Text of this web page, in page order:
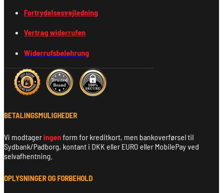
Fortrydelsesvejledning
Vertrag widerrufen
Widerrufsbelehrung
BETALINGSMULIGHEDER
Vi modtageringenform for kreditkort, men bankoverførsel til
Sydbank/Padborg, kontant i DKK eller EURO eller MobilePay ved
selvafhentning.
OPLYSNINGER OG FORBEHOLD